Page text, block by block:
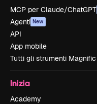
MCP per Claude/ChatGPT
Agenti New
API
App mobile
Tutti gli strumenti Magnific
Inizia
Academy